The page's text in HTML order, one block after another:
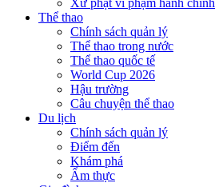
Xử phạt vi phạm hành chính
Thể thao
Chính sách quản lý
Thể thao trong nước
Thể thao quốc tế
World Cup 2026
Hậu trường
Câu chuyện thể thao
Du lịch
Chính sách quản lý
Điểm đến
Khám phá
Ẩm thực